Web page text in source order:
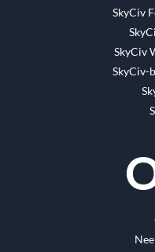
SkyCiv
SkyCiv
SkyCiv-